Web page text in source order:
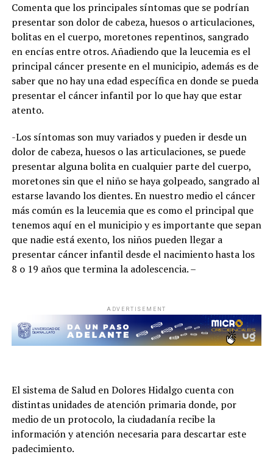
Comenta que los principales síntomas que se podrían
presentar son dolor de cabeza, huesos o articulaciones,
bolitas en el cuerpo, moretones repentinos, sangrado
en encías entre otros. Añadiendo que la leucemia es el
principal cáncer presente en el municipio, además es de
saber que no hay una edad específica en donde se pueda
presentar el cáncer infantil por lo que hay que estar
atento.
-Los síntomas son muy variados y pueden ir desde un
dolor de cabeza, huesos o las articulaciones, se puede
presentar alguna bolita en cualquier parte del cuerpo,
moretones sin que el niño se haya golpeado, sangrado al
estarse lavando los dientes. En nuestro medio el cáncer
más común es la leucemia que es como el principal que
tenemos aquí en el municipio y es importante que sepan
que nadie está exento, los niños pueden llegar a
presentar cáncer infantil desde el nacimiento hasta los
8 o 19 años que termina la adolescencia. –
ADVERTISEMENT
El sistema de Salud en Dolores Hidalgo cuenta con
distintas unidades de atención primaria donde, por
medio de un protocolo, la ciudadanía recibe la
información y atención necesaria para descartar este
padecimiento.